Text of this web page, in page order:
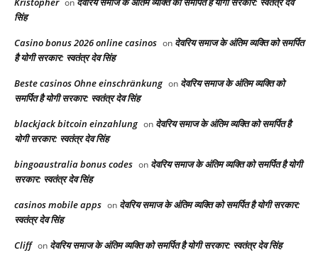
सिंह
Casino bonus 2026 online casinos on देवरिय समाज के अंतिम व्यक्ति को समर्पित
है योगी सरकार: स्वतंत्र देव सिंह
Beste casinos Ohne einschränkung on देवरिय समाज के अंतिम व्यक्ति को
समर्पित है योगी सरकार: स्वतंत्र देव सिंह
blackjack bitcoin einzahlung on देवरिय समाज के अंतिम व्यक्ति को समर्पित है
योगी सरकार: स्वतंत्र देव सिंह
bingoaustralia bonus codes on देवरिय समाज के अंतिम व्यक्ति को समर्पित है योगी
सरकार: स्वतंत्र देव सिंह
casinos mobile apps on देवरिय समाज के अंतिम व्यक्ति को समर्पित है योगी सरकार:
स्वतंत्र देव सिंह
Cliff on देवरिय समाज के अंतिम व्यक्ति को समर्पित है योगी सरकार: स्वतंत्र देव सिंह